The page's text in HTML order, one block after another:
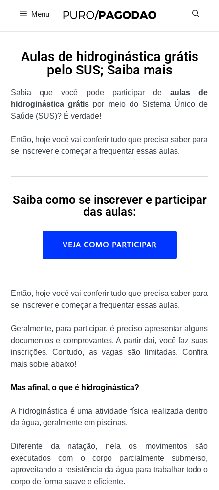
Menu
Aulas de hidroginástica grátis
pelo SUS; Saiba mais
Sabia que você pode participar deaulas de
hidroginástica grátis por meio do Sistema Único de
Saúde (SUS)? É verdade!
Então, hoje você vai conferir tudo que precisa saber para
se inscrever e começar a frequentar essas aulas.
Saiba como se inscrever e participar
das aulas:
VEJA COMO PARTICIPAR
Então, hoje você vai conferir tudo que precisa saber para
se inscrever e começar a frequentar essas aulas.
Geralmente, para participar, é preciso apresentar alguns
documentos e comprovantes. A partir daí, você faz suas
inscrições. Contudo, as vagas são limitadas. Confira
mais sobre abaixo!
Mas afinal, o que é hidroginástica?
A hidroginástica é uma atividade física realizada dentro
da água, geralmente em piscinas.
Diferente da natação, nela os movimentos são
executados com o corpo parcialmente submerso,
aproveitando a resistência da água para trabalhar todo o
corpo de forma suave e eficiente.